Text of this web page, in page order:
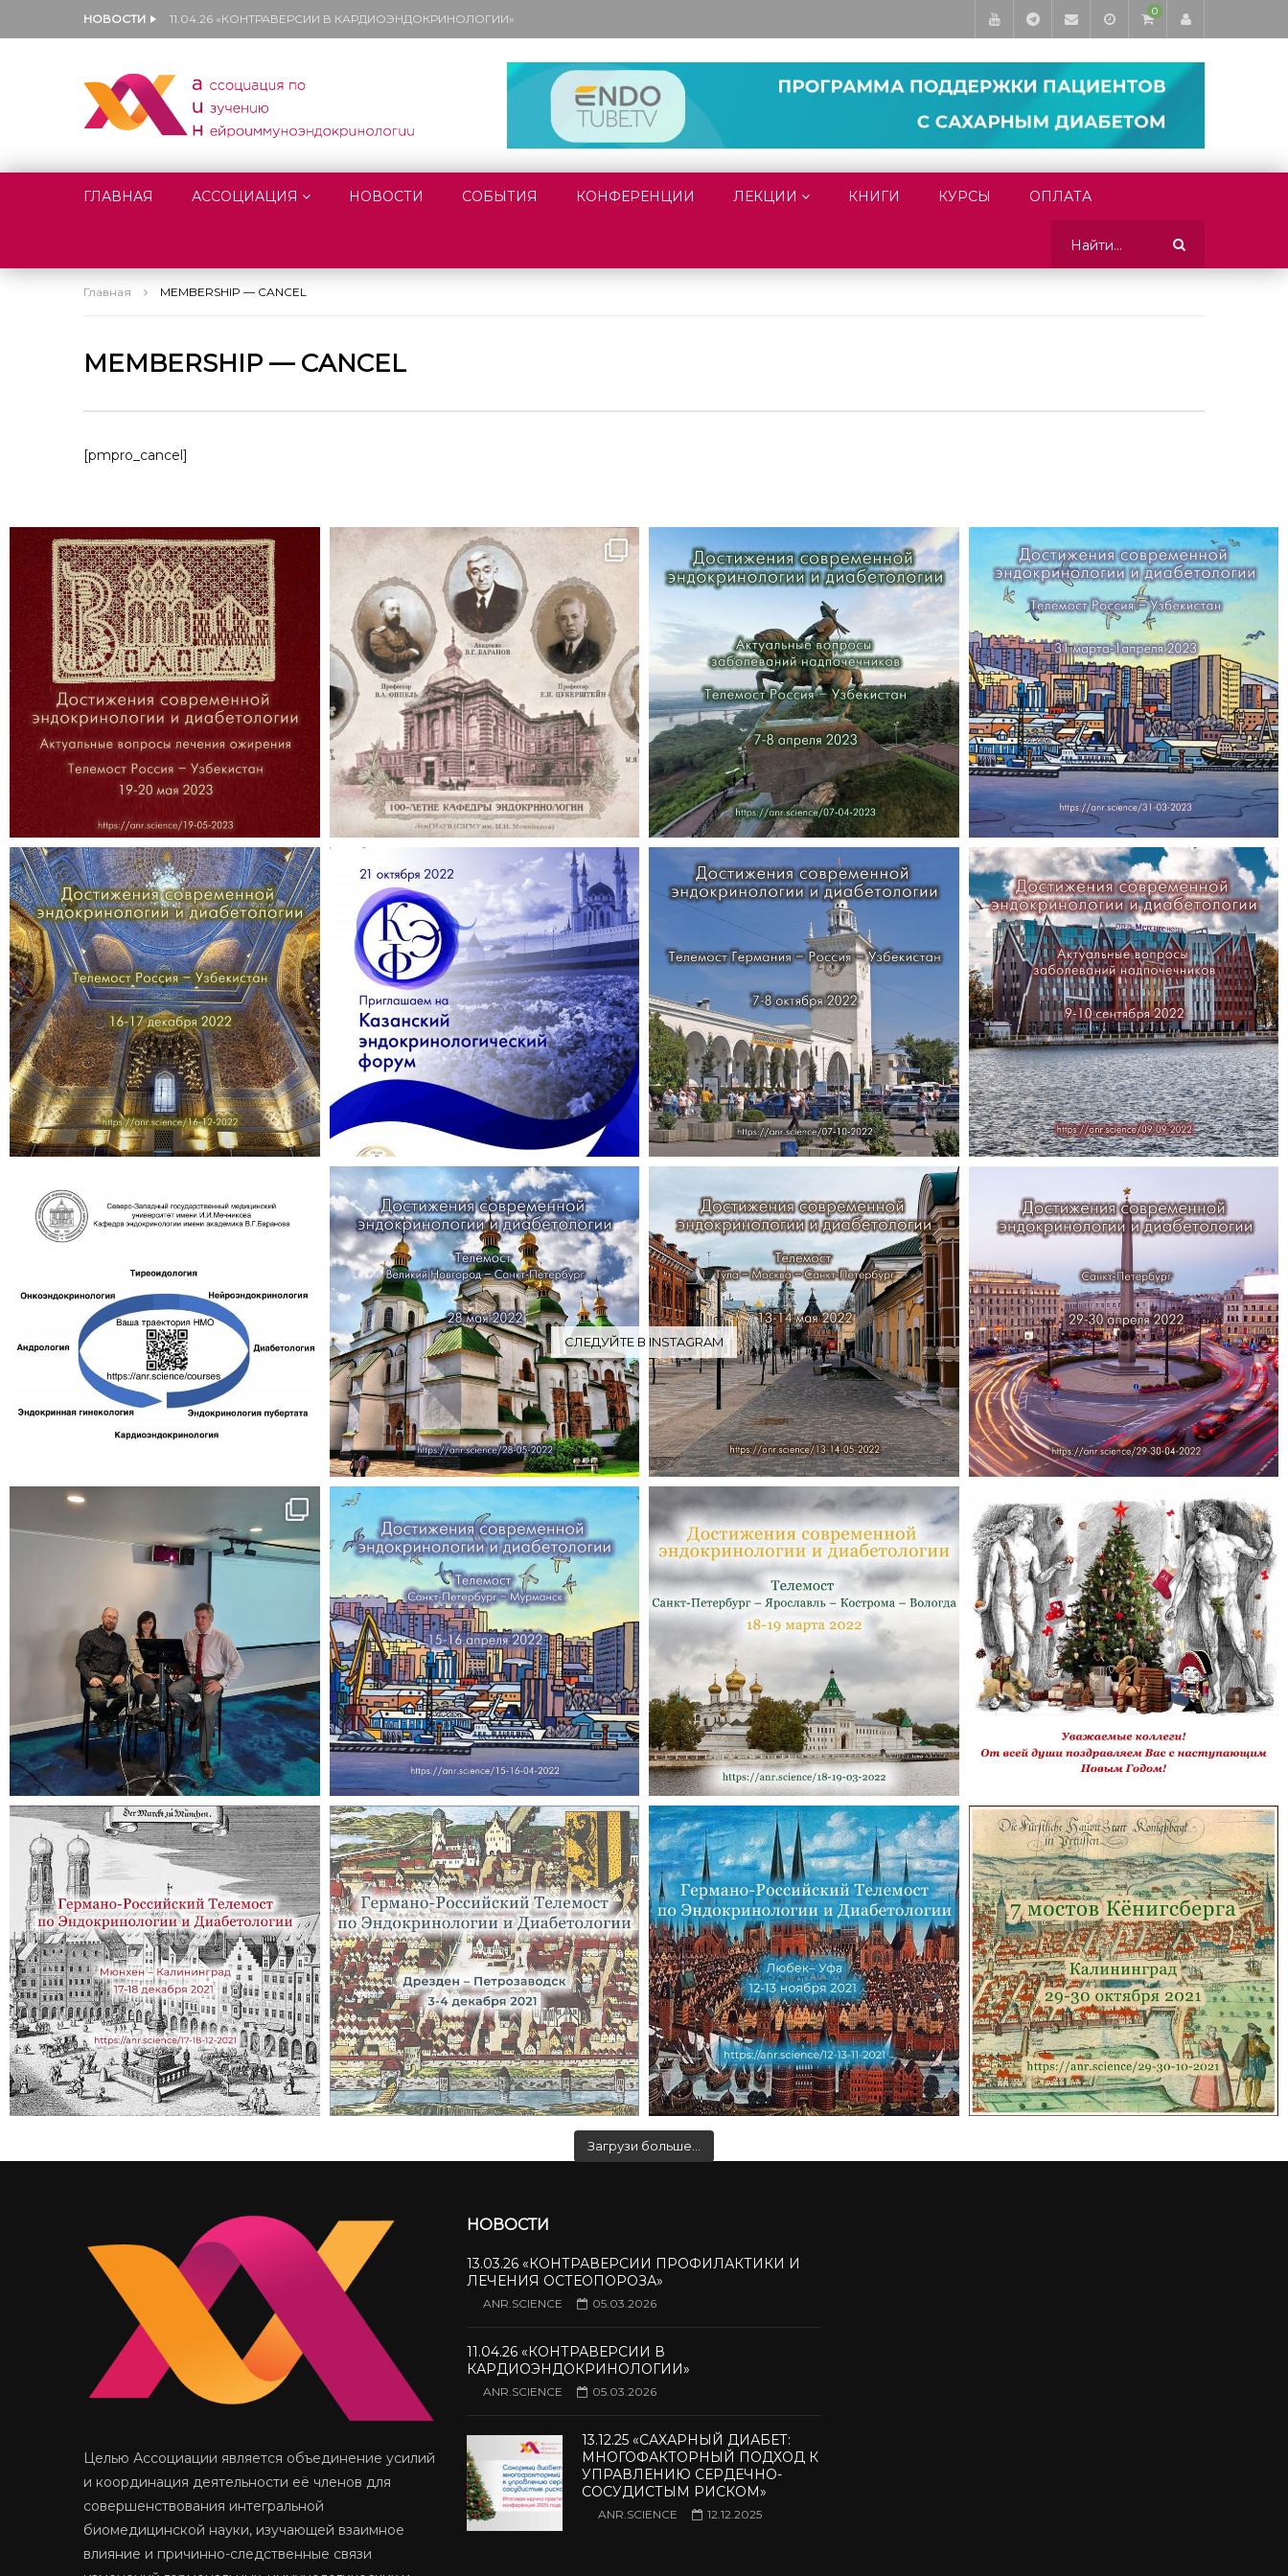
НОВОСТИ 11.04.26 «КОНТРАВЕРСИИ В КАРДИОЭНДОКРИНОЛОГИИ»
0
ГЛАВНАЯ АССОЦИАЦИЯ НОВОСТИ СОБЫТИЯ КОНФЕРЕНЦИИ ЛЕКЦИИ КНИГИ КУРСЫ ОПЛАТА
Главная MEMBERSHIP — CANCEL
MEMBERSHIP — CANCEL
[pmpro_cancel]
Загрузи больше…
СЛЕДУЙТЕ В INSTAGRAM
Целью Ассоциации является объединение усилий
и координация деятельности её членов для
совершенствования интегральной
биомедицинской науки, изучающей взаимное
влияние и причинно-следственные связи
НОВОСТИ
13.03.26 «КОНТРАВЕРСИИ ПРОФИЛАКТИКИ И
ЛЕЧЕНИЯ ОСТЕОПОРОЗА»
ANR.SCIENCE 05.03.2026
11.04.26 «КОНТРАВЕРСИИ В
КАРДИОЭНДОКРИНОЛОГИИ»
ANR.SCIENCE 05.03.2026
13.12.25 «САХАРНЫЙ ДИАБЕТ:
МНОГОФАКТОРНЫЙ ПОДХОД К
УПРАВЛЕНИЮ СЕРДЕЧНО-
СОСУДИСТЫМ РИСКОМ»
ANR.SCIENCE 12.12.2025